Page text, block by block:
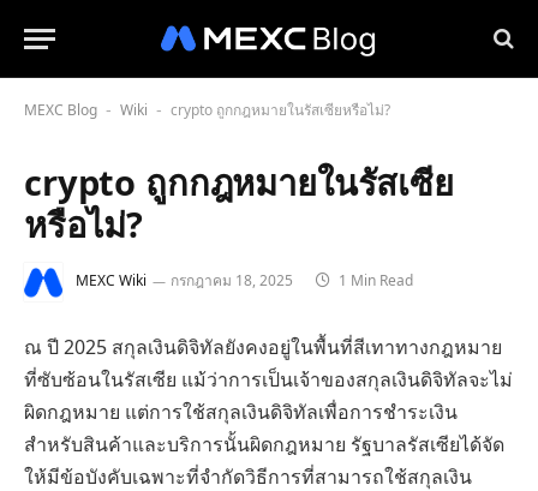
MEXC Blog - Wiki - crypto ถูกกฎหมายในรัสเซียหรือไม่?
crypto ถูกกฎหมายในรัสเซีย
หรือไม่?
MEXC Wiki กรกฎาคม 18, 2025 1 Min Read
ณ ปี 2025 สกุลเงินดิจิทัลยังคงอยู่ในพื้นที่สีเทาทางกฎหมาย
ที่ซับซ้อนในรัสเซีย แม้ว่าการเป็นเจ้าของสกุลเงินดิจิทัลจะไม่
ผิดกฎหมาย แต่การใช้สกุลเงินดิจิทัลเพื่อการชำระเงิน
สำหรับสินค้าและบริการนั้นผิดกฎหมาย รัฐบาลรัสเซียได้จัด
ให้มีข้อบังคับเฉพาะที่จำกัดวิธีการที่สามารถใช้สกุลเงิน